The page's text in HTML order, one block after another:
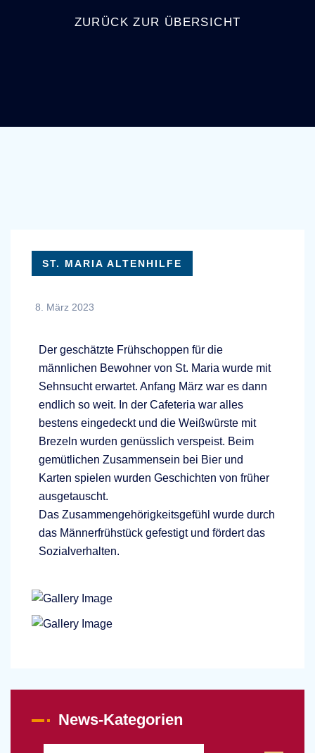
ZURÜCK ZUR ÜBERSICHT
ST. MARIA ALTENHILFE
8. März 2023
Der geschätzte Frühschoppen für die
männlichen Bewohner von St. Maria wurde mit
Sehnsucht erwartet. Anfang März war es dann
endlich so weit. In der Cafeteria war alles
bestens eingedeckt und die Weißwürste mit
Brezeln wurden genüsslich verspeist. Beim
gemütlichen Zusammensein bei Bier und
Karten spielen wurden Geschichten von früher
ausgetauscht.
Das Zusammengehörigkeitsgefühl wurde durch
das Männerfrühstück gefestigt und fördert das
Sozialverhalten.
News-Kategorien